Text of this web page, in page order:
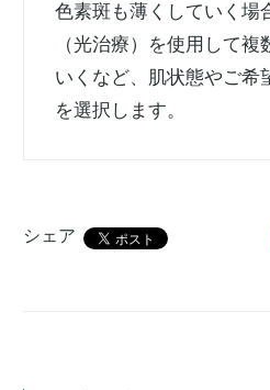
色素斑も薄くしていく場
（光治療）を使用して
いくなど、肌状態やご希
を選択します。
シェア